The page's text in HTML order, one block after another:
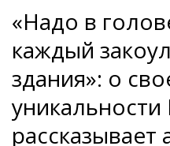
«Надо в
каждый
здания»: о
рассказывает